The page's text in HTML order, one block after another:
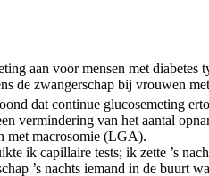
aan voor mensen met diabetes
de zwangerschap bij vrouwen
dat continue glucosemeting
vermindering van het aantal
met macrosomie (LGA).
ik capillaire tests; ik zette ’s
’s nachts iemand in de buurt